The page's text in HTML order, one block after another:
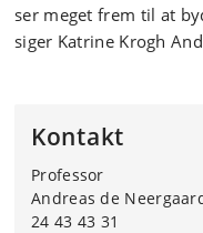
ser meget frem til at
siger Katrine Krogh
Kontakt
Professor
Andreas de
24 43 43 31